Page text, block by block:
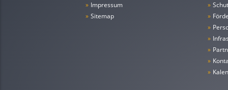
» Impressum
» Sitemap
»
»
»
»
»
»
»